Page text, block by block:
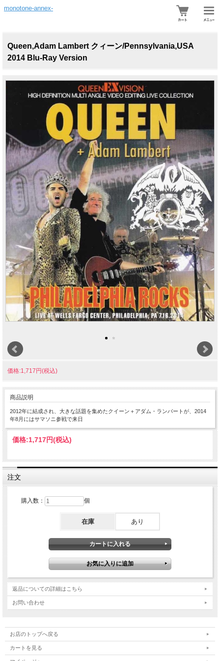
monotone-annex-
Queen,Adam Lambert クィーン/Pennsylvania,USA
2014 Blu-Ray Version
価格:1,717円(税込)
商品説明
2012年に結成され、大きな話題を集めたクイーン＋アダム・ランバートが、2014
年8月にはサマソニ参戦で来日
価格:1,717円(税込)
注文
購入数： 個
在庫 あり
返品についての詳細はこちら
お問い合わせ
お店のトップへ戻る
カートを見る